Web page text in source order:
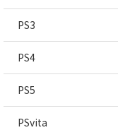
PS3
PS4
PS5
PSvita